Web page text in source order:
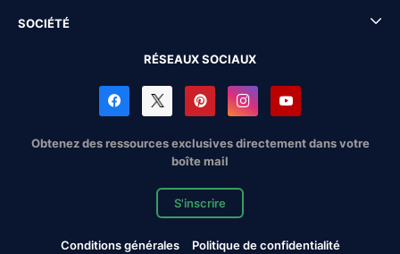
SOCIÉTÉ
RÉSEAUX SOCIAUX
Obtenez des ressources exclusives directement dans votre
boîte mail
S'inscrire
Conditions générales Politique de confidentialité